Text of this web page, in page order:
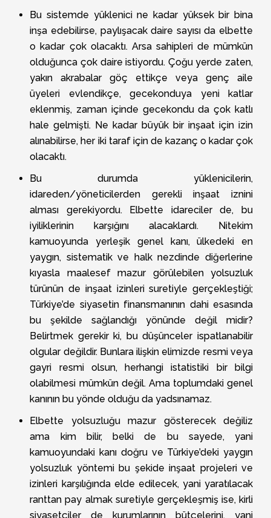
Bu sistemde yüklenici ne kadar yüksek bir bina
inşa edebilirse, paylışacak daire sayısı da elbette
o kadar çok olacaktı. Arsa sahipleri de mümkün
olduğunca çok daire istiyordu. Çoğu yerde zaten,
yakın akrabalar göç ettikçe veya genç aile
üyeleri evlendikçe, gecekonduya yeni katlar
eklenmiş, zaman içinde gecekondu da çok katlı
hale gelmişti. Ne kadar büyük bir inşaat için izin
alınabilirse, her iki taraf için de kazanç o kadar çok
olacaktı.
Bu durumda yüklenicilerin,
idareden/yöneticilerden gerekli inşaat iznini
alması gerekiyordu. Elbette idareciler de, bu
iyiliklerinin karşığını alacaklardı. Nitekim
kamuoyunda yerleşik genel kanı, ülkedeki en
yaygın, sistematik ve halk nezdinde diğerlerine
kıyasla maalesef mazur görülebilen yolsuzluk
türünün de inşaat izinleri suretiyle gerçekleştiği;
Türkiye’de siyasetin finansmanının dahi esasında
bu şekilde sağlandığı yönünde değil midir?
Belirtmek gerekir ki, bu düşünceler ispatlanabilir
olgular değildir. Bunlara ilişkin elimizde resmi veya
gayri resmi olsun, herhangi istatistiki bir bilgi
olabilmesi mümkün değil. Ama toplumdaki genel
kanının bu yönde olduğu da yadsınamaz.
Elbette yolsuzluğu mazur gösterecek değiliz
ama kim bilir, belki de bu sayede, yani
kamuoyundaki kanı doğru ve Türkiye’deki yaygın
yolsuzluk yöntemi bu şekide inşaat projeleri ve
izinleri karşılığında elde edilecek, yani yaratılacak
ranttan pay almak suretiyle gerçekleşmiş ise, kirli
siyasetçiler de kurumlarının bütçelerini, yani